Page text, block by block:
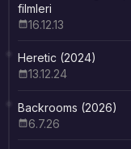
filmleri
16.12.13
Heretic (2024)
13.12.24
Backrooms (2026)
6.7.26